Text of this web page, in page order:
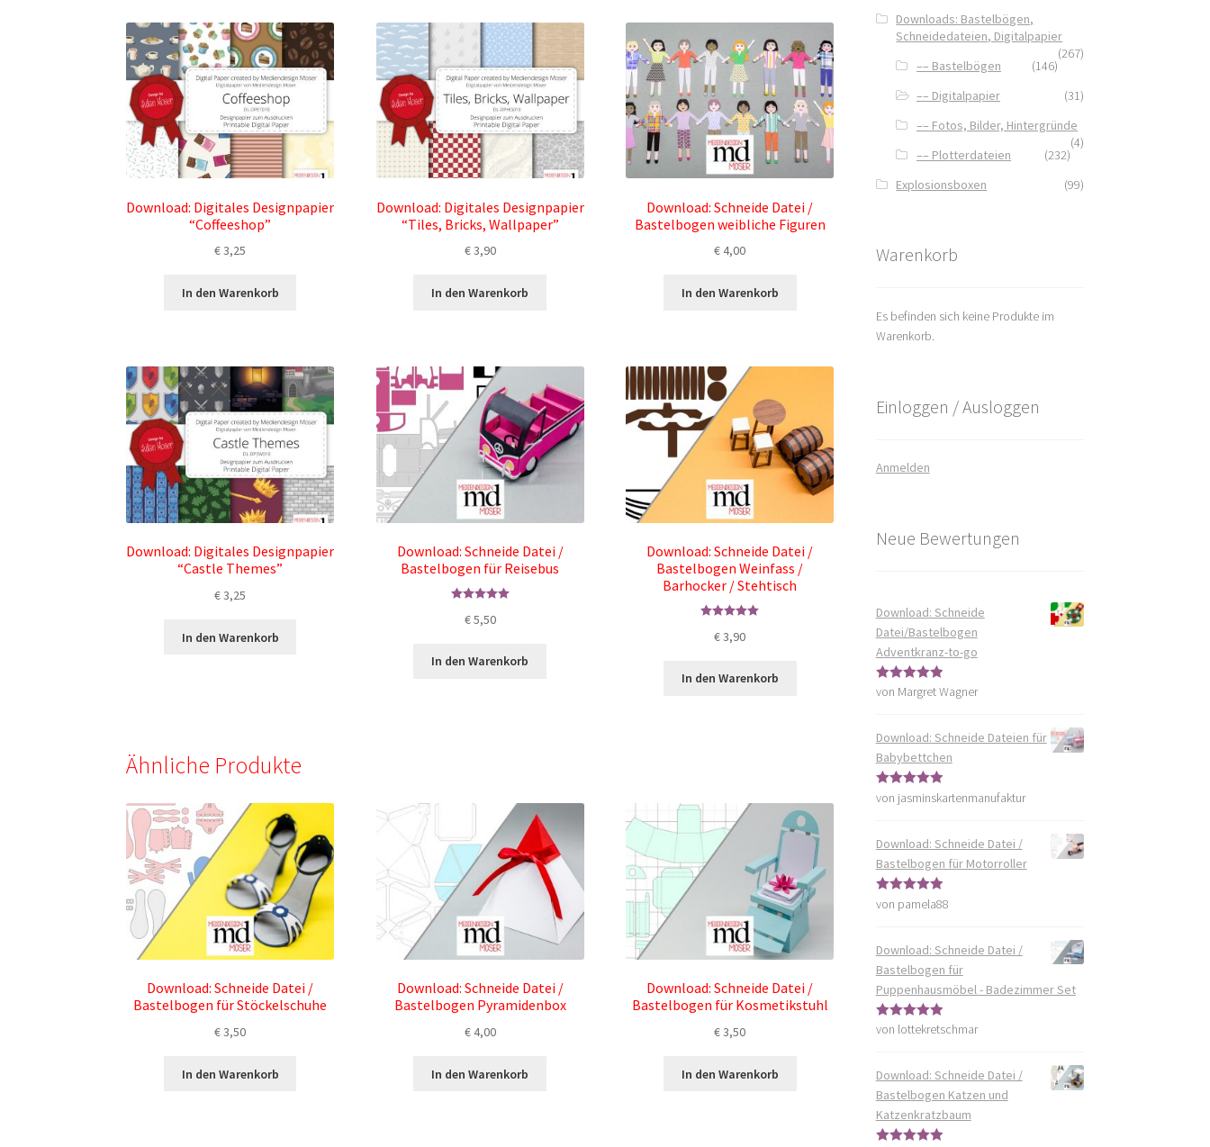
Download: Digitales Designpapier
“Coffeeshop”
€3,25
In den Warenkorb
Download: Digitales Designpapier
“Tiles, Bricks, Wallpaper”
€3,90
In den Warenkorb
Download: Schneide Datei /
Bastelbogen weibliche Figuren
€4,00
In den Warenkorb
Download: Digitales Designpapier
“Castle Themes”
€3,25
In den Warenkorb
Download: Schneide Datei /
Bastelbogen für Reisebus
5.00von 5
€5,50
In den Warenkorb
Download: Schneide Datei /
Bastelbogen Weinfass /
Barhocker / Stehtisch
5.00von 5
€3,90
In den Warenkorb
Ähnliche Produkte
Download: Schneide Datei /
Bastelbogen für Stöckelschuhe
€3,50
In den Warenkorb
Download: Schneide Datei /
Bastelbogen Pyramidenbox
€4,00
In den Warenkorb
Download: Schneide Datei /
Bastelbogen für Kosmetikstuhl
€3,50
In den Warenkorb
Downloads: Bastelbögen,
Schneidedateien, Digitalpapier
(267)
–– Bastelbögen
(146)
–– Digitalpapier
(31)
–– Fotos, Bilder, Hintergründe
(4)
–– Plotterdateien
(232)
Explosionsboxen
(99)
Warenkorb
Es befinden sich keine Produkte im
Warenkorb.
Einloggen / Ausloggen
Anmelden
Neue Bewertungen
Download: Schneide
Datei/Bastelbogen
Adventkranz-to-go
Bewertet mit
von Margret Wagner
Download: Schneide Dateien für
Babybettchen
Bewertet mit
von jasminskartenmanufaktur
Download: Schneide Datei /
Bastelbogen für Motorroller
Bewertet mit
von pamela88
Download: Schneide Datei /
Bastelbogen für
Puppenhausmöbel - Badezimmer Set
Bewertet mit
von lottekretschmar
Download: Schneide Datei /
Bastelbogen Katzen und
Katzenkratzbaum